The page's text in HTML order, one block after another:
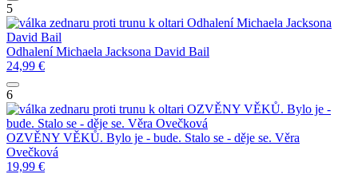
5
Odhalení Michaela Jacksona
David Bail
Odhalení Michaela Jacksona David Bail
24,99 €
6
OZVĚNY VĚKŮ. Bylo je -
bude. Stalo se - děje se. Věra Ovečková
OZVĚNY VĚKŮ. Bylo je - bude. Stalo se - děje se. Věra
Ovečková
19,99 €